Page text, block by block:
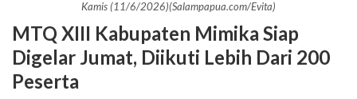
Kamis (11/6/2026)(Salampapua.com/Evita)
MTQ XIII Kabupaten Mimika Siap
Digelar Jumat, Diikuti Lebih Dari 200
Peserta